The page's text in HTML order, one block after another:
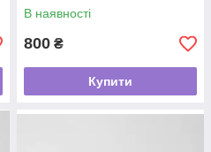
В наявності
800 ₴
Купити